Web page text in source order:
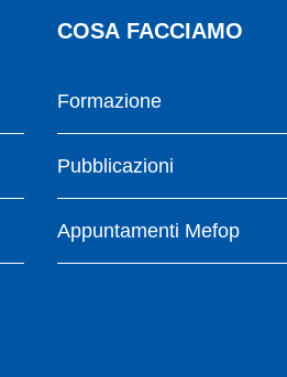
COSA FACCIAMO
Formazione
Pubblicazioni
Appuntamenti Mefop